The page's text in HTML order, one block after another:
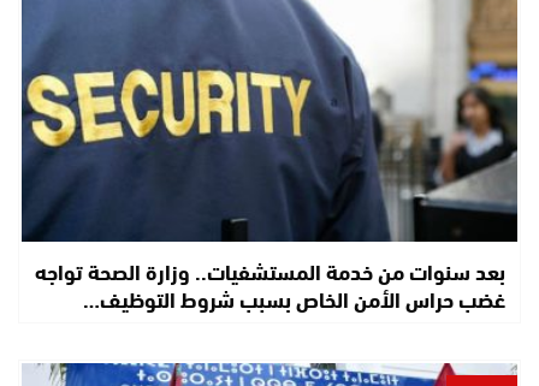
بعد سنوات من خدمة المستشفيات.. وزارة الصحة تواجه
غضب حراس الأمن الخاص بسبب شروط التوظيف…